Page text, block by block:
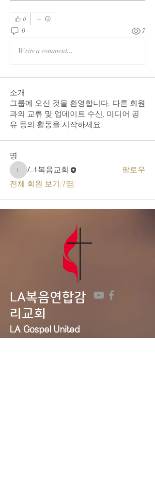
0
0 7
Write a comment...
소개
그룹에 오신 것을 환영합니다. 다른 회원
과의 교류 및 업데이트 수신, 미디어 공
유 등의 활동을 시작하세요.
명
LA복음교회
LA복음교회
팔로우
전체 회원 보기(1명)
LA복음연합감
리교회
LA Gospel United